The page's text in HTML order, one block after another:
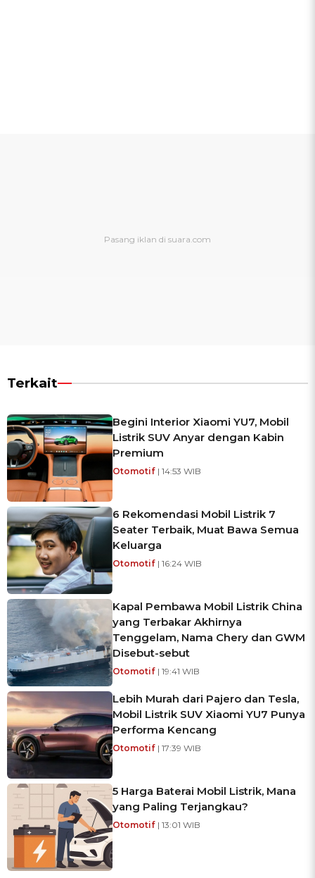
Terkait
Begini Interior Xiaomi YU7, Mobil
Listrik SUV Anyar dengan Kabin
Premium
Otomotif | 14:53 WIB
6 Rekomendasi Mobil Listrik 7
Seater Terbaik, Muat Bawa Semua
Keluarga
Otomotif | 16:24 WIB
Kapal Pembawa Mobil Listrik China
yang Terbakar Akhirnya
Tenggelam, Nama Chery dan GWM
Disebut-sebut
Otomotif | 19:41 WIB
Lebih Murah dari Pajero dan Tesla,
Mobil Listrik SUV Xiaomi YU7 Punya
Performa Kencang
Otomotif | 17:39 WIB
5 Harga Baterai Mobil Listrik, Mana
yang Paling Terjangkau?
Otomotif | 13:01 WIB